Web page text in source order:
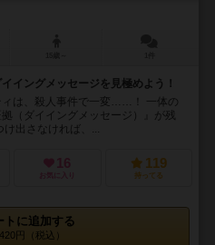
イングメッセージを見極めよう！
ィは、殺人事件で一変……！ 一体の
（ダイイングメッセージ）』が残
け出さなければ、...
16
お気に入り
119
持ってる
トに追加する
円（税込）